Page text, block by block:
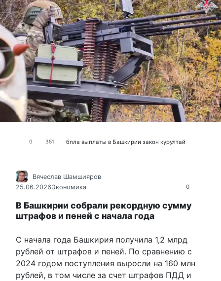
0 351 бпла выплаты в Башкирии закон курултай
0
Вячеслав Шамшияров
25.06.2026Экономика
В Башкирии собрали рекордную сумму
штрафов и пеней с начала года
С начала года Башкирия получила 1,2 млрд
рублей от штрафов и пеней. По сравнению с
2024 годом поступления выросли на 160 млн
рублей, в том числе за счет штрафов ПДД и